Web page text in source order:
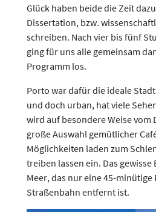
Glück haben beide die Zeit
Dissertation, bzw.
schreiben. Nach vier bis fünf
ging für uns alle gemeinsam
Programm los.
Porto war dafür die ideale
und doch urban, hat viele
wird auf besondere Weise vom
große Auswahl gemütlicher
Möglichkeiten laden zum
treiben lassen ein. Das
Meer, das nur eine 45-minütige
Straßenbahn entfernt ist.